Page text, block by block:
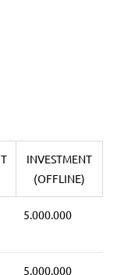
INVESTMENT
(OFFLINE)
5.000.000
5.000.000